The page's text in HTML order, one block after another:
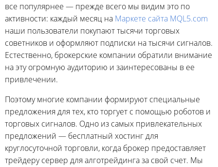
все популярнее — прежде всего мы видим это по
активности: каждый месяц на Маркете сайта MQL5.com
наши пользователи покупают тысячи торговых
советников и оформляют подписки на тысячи сигналов.
Естественно, брокерские компании обратили внимание
на эту огромную аудиторию и заинтересованы в ее
привлечении.
Поэтому многие компании формируют специальные
предложения для тех, кто торгует с помощью роботов и
торговых сигналов. Одно из самых привлекательных
предложений — бесплатный хостинг для
круглосуточной торговли, когда брокер предоставляет
трейдеру сервер для алготрейдинга за свой счет. Мы